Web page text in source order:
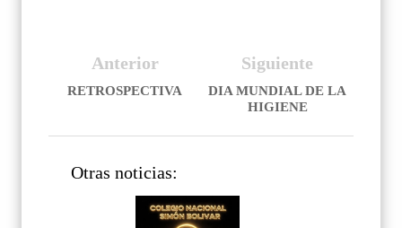
Siguiente
DIA MUNDIAL DE LA
HIGIENE
Anterior
RETROSPECTIVA
Otras noticias: